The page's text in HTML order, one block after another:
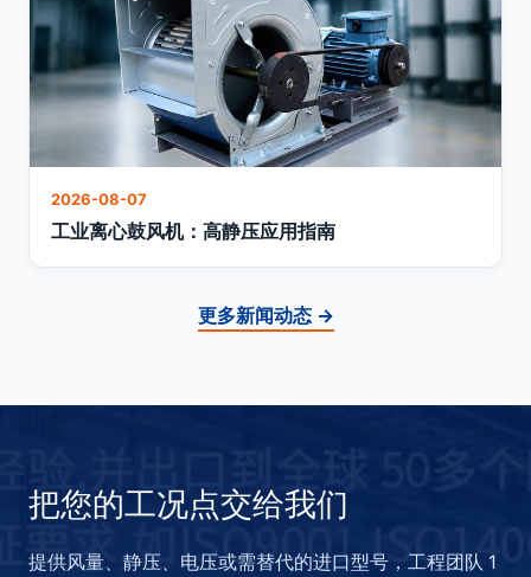
2026-08-07
工业离心鼓风机：高静压应用指南
更多新闻动态 →
把您的工况点交给我们
提供风量、静压、电压或需替代的进口型号，工程团队 1